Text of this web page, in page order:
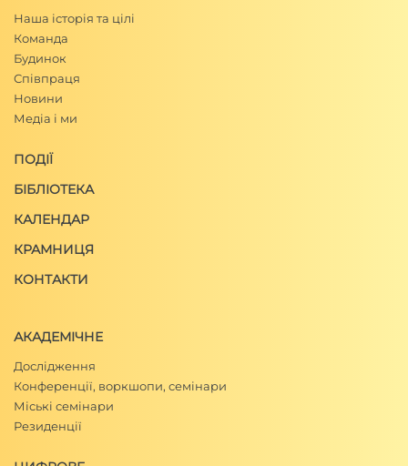
Наша історія та цілі
Команда
Будинок
Співпраця
Новини
Медіа і ми
ПОДІЇ
БІБЛІОТЕКА
КАЛЕНДАР
КРАМНИЦЯ
КОНТАКТИ
АКАДЕМІЧНЕ
Дослідження
Конференції, воркшопи, семінари
Міські семінари
Резиденції